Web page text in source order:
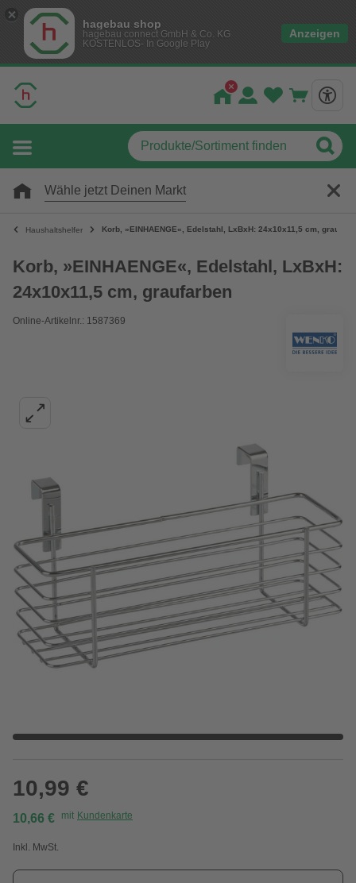
hagebau shop
hagebau connect GmbH & Co. KG
KOSTENLOS- In Google Play
Anzeigen
Wähle jetzt Deinen Markt
Haushaltshelfer Korb, »EINHAENGE«, Edelstahl, LxBxH: 24x10x11,5 cm,
Korb, »EINHAENGE«, Edelstahl, LxBxH:
24x10x11,5 cm, graufarben
Online-Artikelnr.: 1587369
10,99 €
10,66 € mit Kundenkarte
Inkl. MwSt.